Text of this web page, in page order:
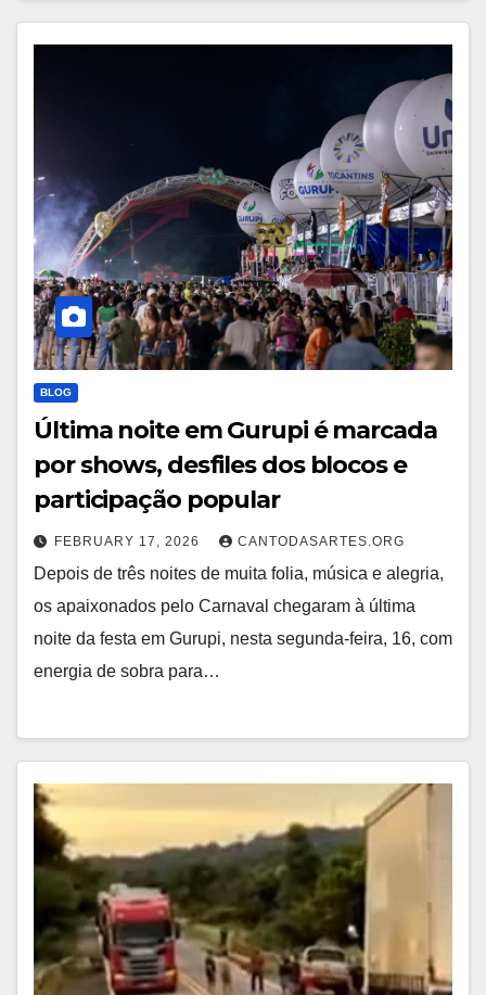
BLOG
Última noite em Gurupi é marcada
por shows, desfiles dos blocos e
participação popular
FEBRUARY 17, 2026 CANTODASARTES.ORG
Depois de três noites de muita folia, música e alegria,
os apaixonados pelo Carnaval chegaram à última
noite da festa em Gurupi, nesta segunda-feira, 16, com
energia de sobra para…